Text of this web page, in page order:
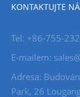
KONTAKTUJTE
Tel: +86-755-
E-mailem:
Adresa:
Park, 26